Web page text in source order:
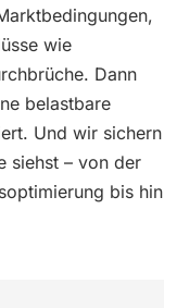
wie
Dann
belastbare
Und wir sichern
siehst – von der
bis hin